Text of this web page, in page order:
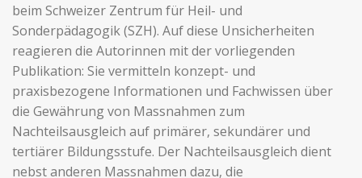
beim Schweizer Zentrum für Heil- und
Sonderpädagogik (SZH). Auf diese Unsicherheiten
reagieren die Autorinnen mit der vorliegenden
Publikation: Sie vermitteln konzept- und
praxisbezogene Informationen und Fachwissen über
die Gewährung von Massnahmen zum
Nachteilsausgleich auf primärer, sekundärer und
tertiärer Bildungsstufe. Der Nachteilsausgleich dient
nebst anderen Massnahmen dazu, die